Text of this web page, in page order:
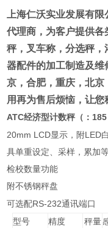
上海仁沃实业发展有限
代理商 ，为客户提供
秤，叉车称，分选秤
器配件的加工制造及维
京，合肥，重庆，北
用再为售后烦恼，让您
ATC经济型计数秤（：
20mm LCD显示，附LED
具单重设定、采样，累加
检校数量功能
附不锈钢秤盘
可选配RS-232通讯端口
型号
精度 秤量